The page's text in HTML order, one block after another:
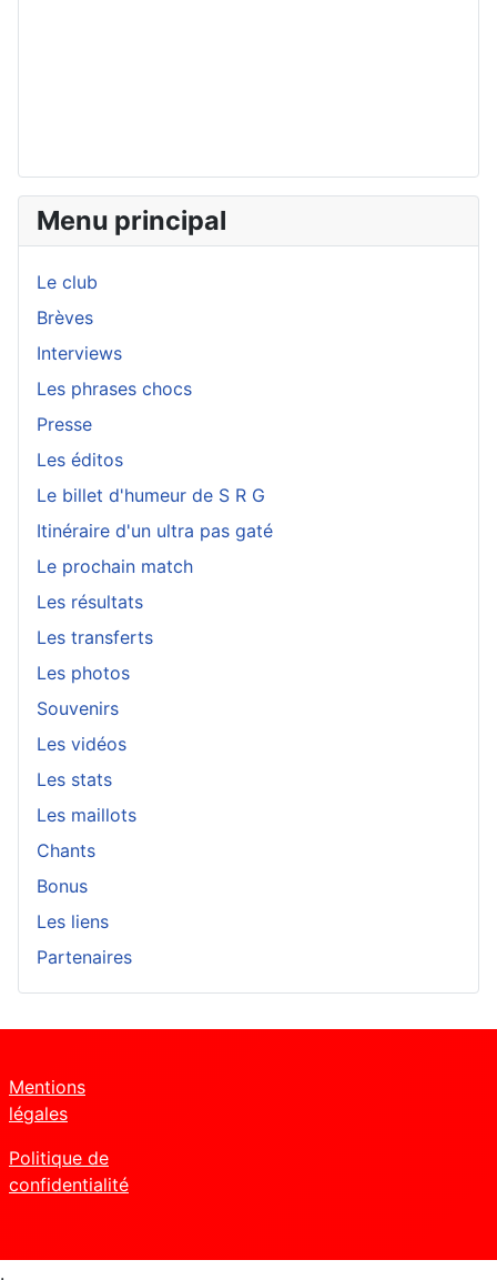
Menu principal
Le club
Brèves
Interviews
Les phrases chocs
Presse
Les éditos
Le billet d'humeur de S R G
Itinéraire d'un ultra pas gaté
Le prochain match
Les résultats
Les transferts
Les photos
Souvenirs
Les vidéos
Les stats
Les maillots
Chants
Bonus
Les liens
Partenaires
Mentions
légales
Politique de
confidentialité
.